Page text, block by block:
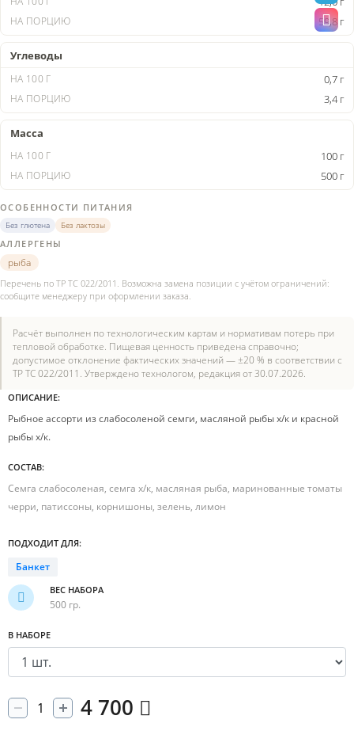
59,8 г
Углеводы
0,7 г
3,4 г
Масса
100 г
500 г
ОСОБЕННОСТИ ПИТАНИЯ
Без глютена Без лактозы
АЛЛЕРГЕНЫ
рыба
Перечень по ТР ТС 022/2011. Возможна замена позиции с учётом ограничений:
сообщите менеджеру при оформлении заказа.
Расчёт выполнен по технологическим картам и нормативам потерь при
тепловой обработке. Пищевая ценность приведена справочно;
допустимое отклонение фактических значений — ±20 % в соответствии с
ТР ТС 022/2011. Утверждено технологом, редакция от 30.07.2026.
ОПИСАНИЕ:
Рыбное ассорти из слабосоленой семги, масляной рыбы х/к и красной
рыбы х/к.
СОСТАВ:
Семга слабосоленая, семга х/к, масляная рыба, маринованные томаты
черри, патиссоны, корнишоны, зелень, лимон
ПОДХОДИТ ДЛЯ:
Банкет
ВЕС НАБОРА
500 гр.
В НАБОРЕ
4 700